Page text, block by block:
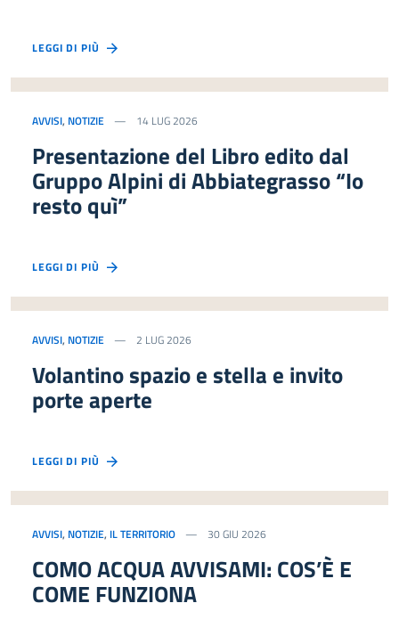
LEGGI DI PIÙ
AVVISI, NOTIZIE 14 LUG 2026
Presentazione del Libro edito dal
Gruppo Alpini di Abbiategrasso “Io
resto quì”
LEGGI DI PIÙ
AVVISI, NOTIZIE 2 LUG 2026
Volantino spazio e stella e invito
porte aperte
LEGGI DI PIÙ
AVVISI, NOTIZIE, IL TERRITORIO 30 GIU 2026
COMO ACQUA AVVISAMI: COS’È E
COME FUNZIONA